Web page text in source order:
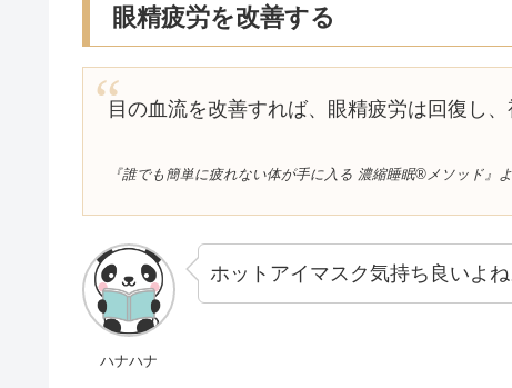
眼精疲労を改善する
目の血流を改善すれば、眼精疲労は回復し
『誰でも簡単に疲れない体が手に入る 濃縮睡眠®メソッド』
ハナハナ
ホットアイマスク気持ち良いよね